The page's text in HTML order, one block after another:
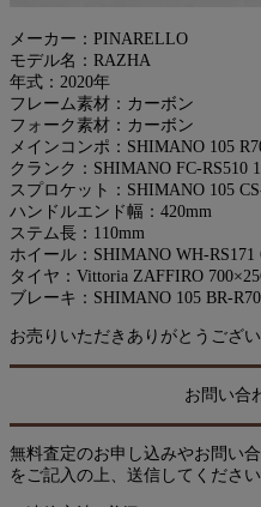
メーカー：PINARELLO
モデル名：RAZHA
年式：2020年
フレーム素材：カーボン
フォーク素材：カーボン
メインコンポ：SHIMANO 105
クランク：SHIMANO FC-RS510
スプロケット：SHIMANO 105
ハンドルエンド幅：420mm
ステム長：110mm
ホイール：SHIMANO WH-RS171
タイヤ：Vittoria ZAFFIRO
ブレーキ：SHIMANO 105 BR-
お売りいただきありがとうござ
お問い合
無料査定のお申し込みやお問い
をご記入の上、送信してください